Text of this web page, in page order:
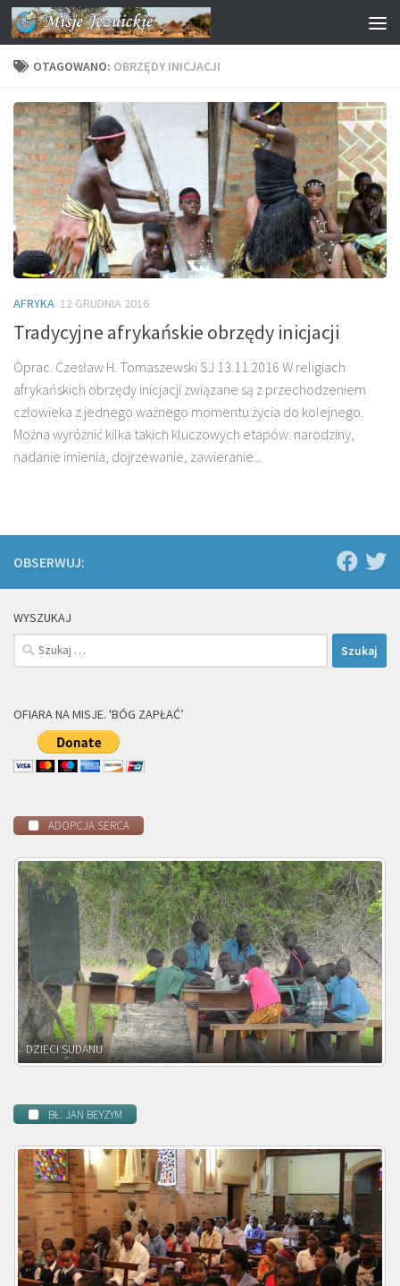
Przejdź do treści
OTAGOWANO: OBRZĘDY INICJACJI
AFRYKA 12 GRUDNIA 2016
Tradycyjne afrykańskie obrzędy inicjacji
Oprac. Czesław H. Tomaszewski SJ 13.11.2016 W religiach
afrykańskich obrzędy inicjacji związane są z przechodzeniem
człowieka z jednego ważnego momentu życia do kolejnego.
Można wyróżnić kilka takich kluczowych etapów: narodziny,
nadanie imienia, dojrzewanie, zawieranie...
OBSERWUJ:
WYSZUKAJ
Szukaj:
OFIARA NA MISJE. 'BÓG ZAPŁAĆ’
ADOPCJA SERCA
DZIECI ZAMBII
BŁ. JAN BEYZYM